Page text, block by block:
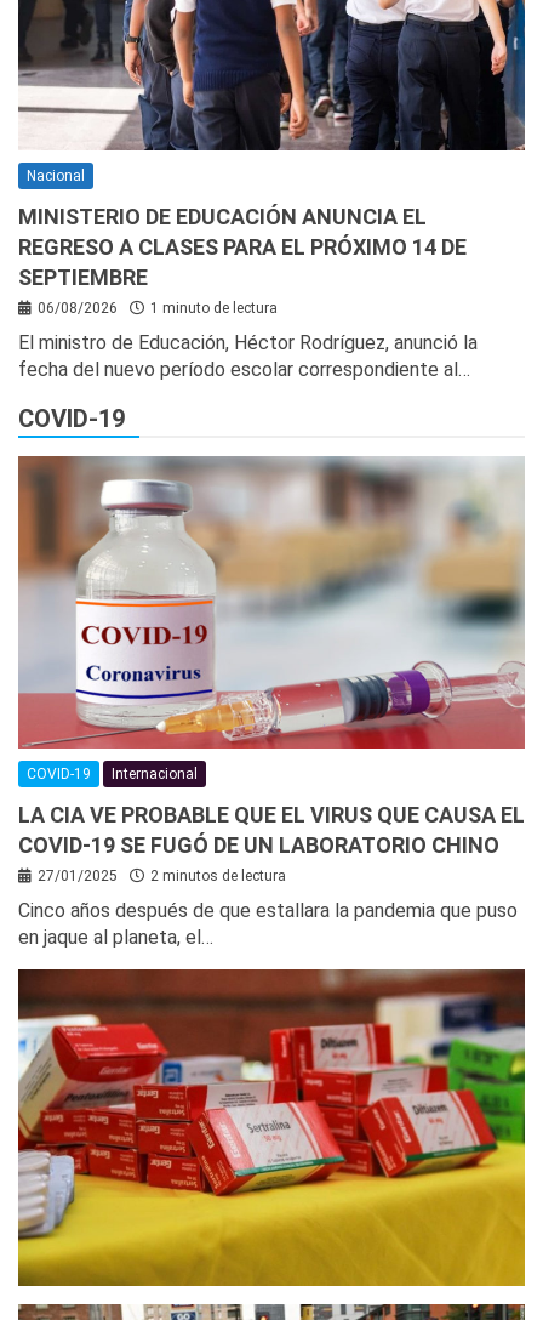
Nacional
MINISTERIO DE EDUCACIÓN ANUNCIA EL
REGRESO A CLASES PARA EL PRÓXIMO 14 DE
SEPTIEMBRE
06/08/2026 1 minuto de lectura
El ministro de Educación, Héctor Rodríguez, anunció la
fecha del nuevo período escolar correspondiente al…
COVID-19
COVID-19 Internacional
LA CIA VE PROBABLE QUE EL VIRUS QUE CAUSA EL
COVID-19 SE FUGÓ DE UN LABORATORIO CHINO
27/01/2025 2 minutos de lectura
Cinco años después de que estallara la pandemia que puso
en jaque al planeta, el…